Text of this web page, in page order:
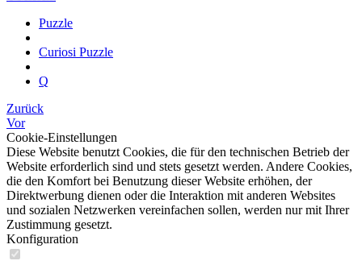
Puzzle
Curiosi Puzzle
Q
Zurück
Vor
Cookie-Einstellungen
Diese Website benutzt Cookies, die für den technischen Betrieb der
Website erforderlich sind und stets gesetzt werden. Andere Cookies,
die den Komfort bei Benutzung dieser Website erhöhen, der
Direktwerbung dienen oder die Interaktion mit anderen Websites
und sozialen Netzwerken vereinfachen sollen, werden nur mit Ihrer
Zustimmung gesetzt.
Konfiguration